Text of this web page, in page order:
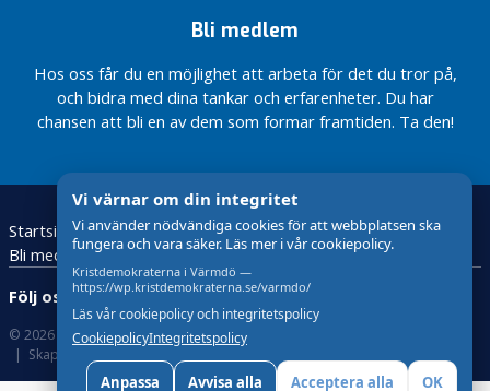
Bli medlem
Hos oss får du en möjlighet att arbeta för det du tror på,
och bidra med dina tankar och erfarenheter. Du har
chansen att bli en av dem som formar framtiden. Ta den!
Startsida Om Kristdemokraterna
Kontakta oss!
Bli medlem
Följ oss:
© 2026 Kristdemokraterna
Om Cookies
Skapad med
Vi värnar om din integritet
Vi använder nödvändiga cookies för att webbplatsen ska
fungera och vara säker. Läs mer i vår cookiepolicy.
Kristdemokraterna i Värmdö —
https://wp.kristdemokraterna.se/varmdo/
Läs vår cookiepolicy och integritetspolicy
CookiepolicyIntegritetspolicy
Anpassa Avvisa alla Acceptera alla OK